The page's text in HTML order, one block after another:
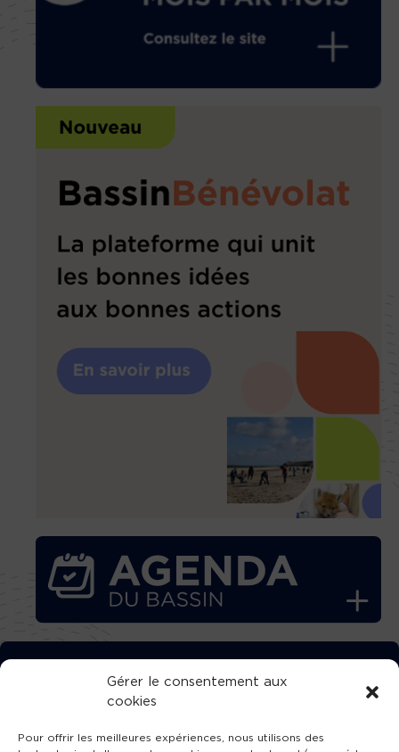
Gérer le consentement aux
cookies
Pour offrir les meilleures expériences, nous utilisons des
TÉLÉCHARGEZ GRATUITEMENT
L’APPLICATION TVBA !